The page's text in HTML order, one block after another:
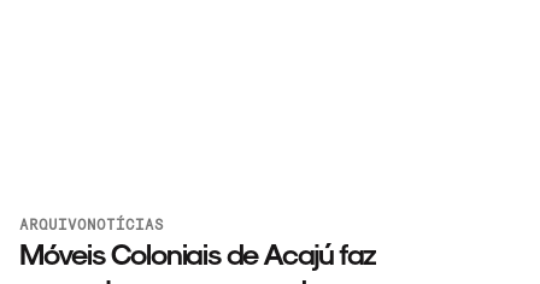
ARQUIVONOTÍCIAS
Móveis Coloniais de Acajú faz